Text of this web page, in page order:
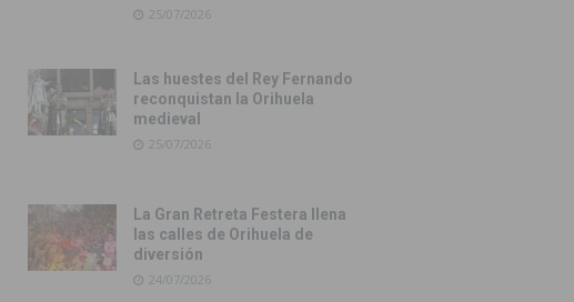
25/07/2026
Las huestes del Rey Fernando
reconquistan la Orihuela
medieval
25/07/2026
La Gran Retreta Festera llena
las calles de Orihuela de
diversión
24/07/2026